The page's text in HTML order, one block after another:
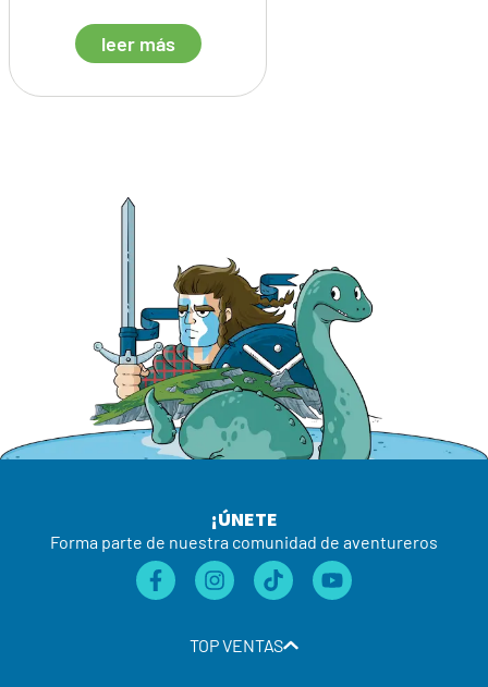
leer más
¡ÚNETE
Forma parte de nuestra comunidad de aventureros
TOP VENTAS